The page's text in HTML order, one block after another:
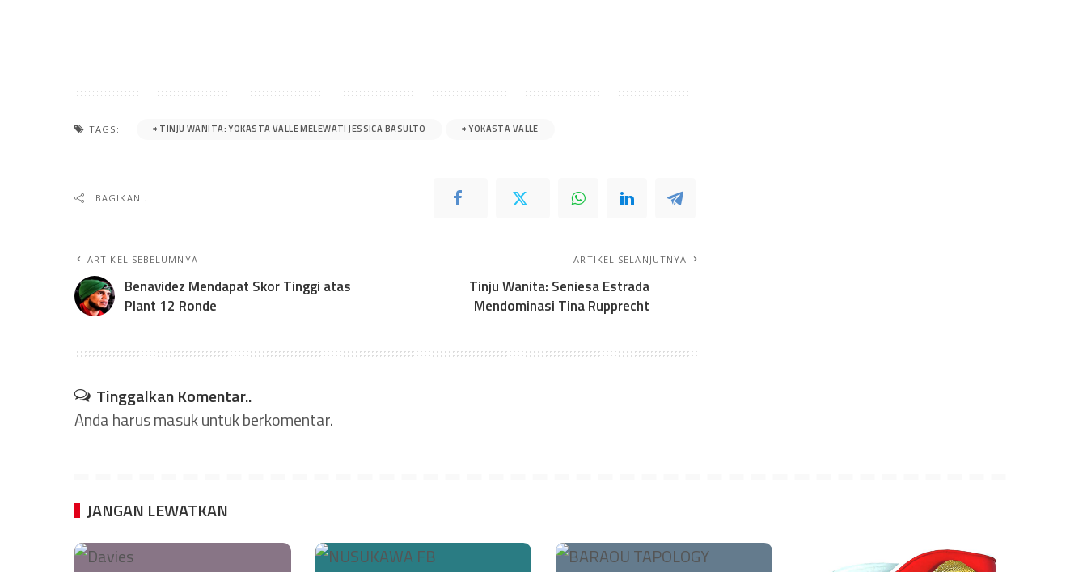
TAGS: TINJU WANITA: YOKASTA VALLE MELEWATI JESSICA BASULTO YOKASTA VALLE
BAGIKAN..
ARTIKEL SEBELUMNYA
Benavidez Mendapat Skor Tinggi atas
Plant 12 Ronde
ARTIKEL SELANJUTNYA
Tinju Wanita: Seniesa Estrada
Mendominasi Tina Rupprecht
Tinggalkan Komentar..
Anda harusmasukuntuk berkomentar.
JANGAN LEWATKAN